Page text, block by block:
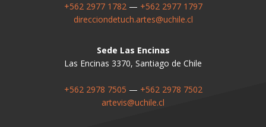
+562 2977 1782— +562 2977 1797
direcciondetuch.artes@uchile.cl
Sede Las Encinas
Las Encinas 3370, Santiago de Chile
+562 2978 7505 — +562 2978 7502
artevis@uchile.cl